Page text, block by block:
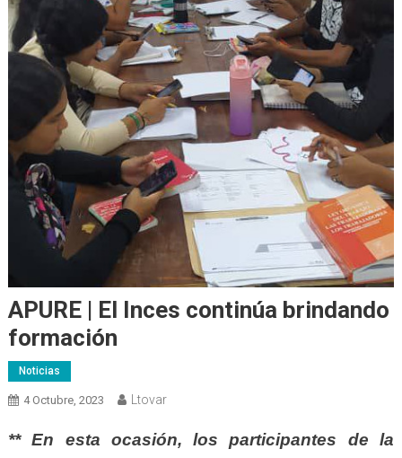
APURE | El Inces continúa brindando
formación
Noticias
4 Octubre, 2023 Ltovar
** En esta ocasión, los participantes de la